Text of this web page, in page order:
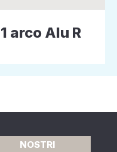
arco Alu R
NOSTRI